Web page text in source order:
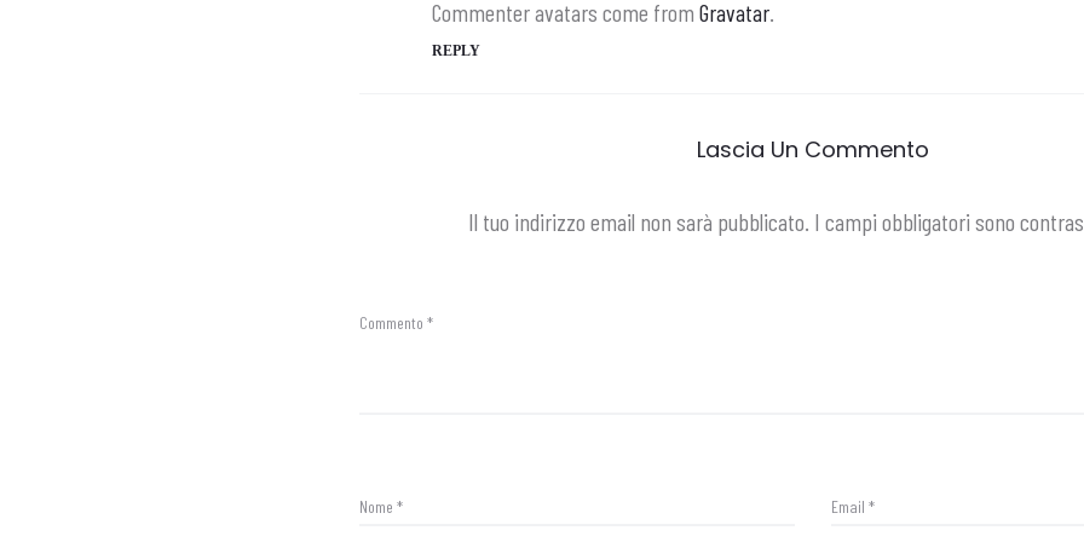
Commenter avatars come from Gravatar.
REPLY
Lascia Un Commento
Il tuo indirizzo email non sarà pubblicato. I campi obbligatori sono
Commento *
Nome * Email *